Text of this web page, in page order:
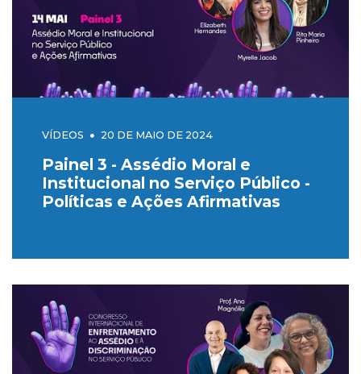
VÍDEOS 20 DE MAIO DE 2024
Painel 3 - Assédio Moral e
Institucional no Serviço Público -
Políticas e Ações Afirmativas